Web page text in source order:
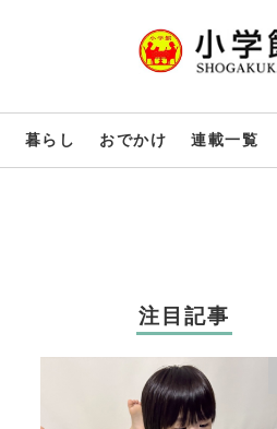
暮らし おでかけ 連載一覧
注目記事